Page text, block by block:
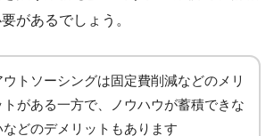
があるでしょう。
ウトソーシングは固定費削減などのメリ
トがある一方で、ノウハウが蓄積できな
などのデメリットもあります